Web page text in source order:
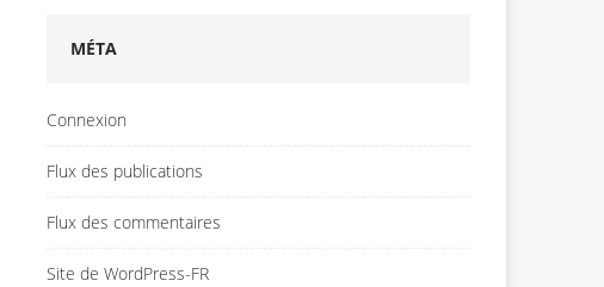
MÉTA
Connexion
Flux des publications
Flux des commentaires
Site de WordPress-FR